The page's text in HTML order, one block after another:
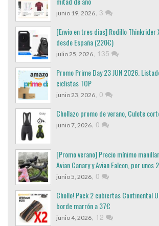
junio 19, 2026, 3
[Envio en tres dias] Rodillo Thinkrider
desde España (220€)
julio 25, 2026, 135
Promo Prime Day 23 JUN 2026.
ciclistas TOP
junio 23, 2026, 0
Chollazo promo de verano, Culote
junio 7, 2026, 0
[Promo verano] Precio mínimo
Avian Canary y Avian Falcon, por unos
junio 5, 2026, 0
Chollo! Pack 2 cubiertas Continental
borde marrón a 37€
junio 4, 2026, 12